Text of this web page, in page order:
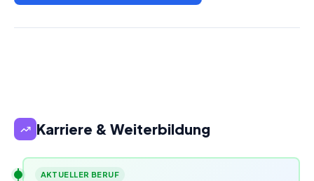
Karriere & Weiterbildung
AKTUELLER BERUF